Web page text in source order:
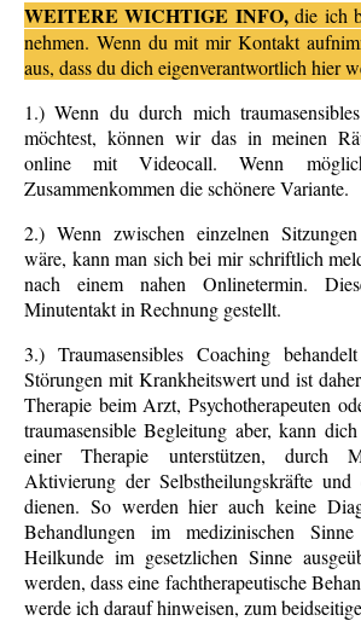
WEITERE WICHTIGE INFO,die ich
nehmen. Wenn du mit mir Kontakt
aus, dass du dich eigenverantwortlich hier
1.) Wenn du durch mich
möchtest, können wir das in meinen
online mit Videocall. Wenn
Zusammenkommen die schönere Variante.
2.) Wenn zwischen einzelnen
wäre, kann man sich bei mir schriftlich
nach einem nahen Onlinetermin.
Minutentakt in Rechnung gestellt.
3.) Traumasensibles Coaching
Störungen mit Krankheitswert und ist
Therapie beim Arzt, Psychotherapeuten
traumasensible Begleitung aber, kann
einer Therapie unterstützen, durch
Aktivierung der Selbstheilungskräfte und
dienen. So werden hier auch keine
Behandlungen im medizinischen
Heilkunde im gesetzlichen Sinne
werden, dass eine fachtherapeutische
werde ich darauf hinweisen, zum